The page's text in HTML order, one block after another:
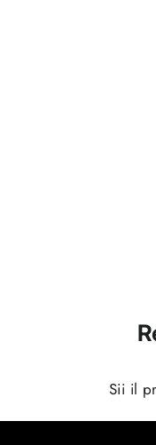
Sii il